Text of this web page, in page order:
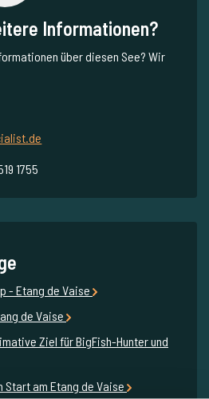
Informationen?
über diesen See? Wir
1755
- Etang de Vaise
de Vaise
Ziel für BigFish-Hunter und
Start am Etang de Vaise